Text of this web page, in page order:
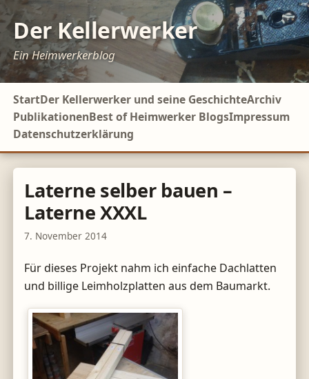
Der Kellerwerker
Ein Heimwerkerblog
StartDer Kellerwerker und seine GeschichteArchiv
PublikationenBest of Heimwerker BlogsImpressum
Datenschutzerklärung
Laterne selber bauen –
Laterne XXXL
7. November 2014
Für dieses Projekt nahm ich einfache Dachlatten
und billige Leimholzplatten aus dem Baumarkt.